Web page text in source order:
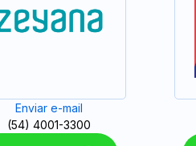
Enviar e-mail
(54) 4001-3300